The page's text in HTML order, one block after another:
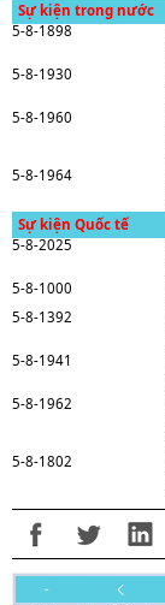
Sự kiện trong nước
5-8-1898
5-8-1930
5-8-1960
5-8-1964
Sự kiện Quốc tế
5-8-2025
5-8-1000
5-8-1392
5-8-1941
5-8-1962
5-8-1802
-